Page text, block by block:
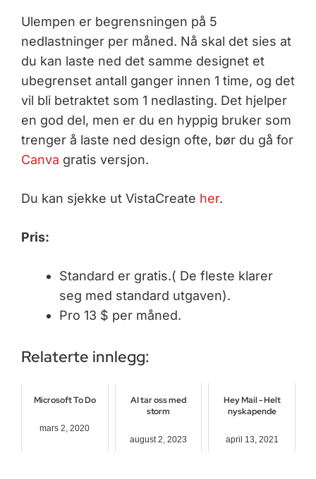
Ulempen er begrensningen på 5
nedlastninger per måned. Nå skal det sies at
du kan laste ned det samme designet et
ubegrenset antall ganger innen 1 time, og det
vil bli betraktet som 1 nedlasting. Det hjelper
en god del, men er du en hyppig bruker som
trenger å laste ned design ofte, bør du gå for
Canva gratis versjon.
Du kan sjekke ut VistaCreate her.
Pris:
Standard er gratis.( De fleste klarer
seg med standard utgaven).
Pro 13 $ per måned.
Relaterte innlegg:
Microsoft To Do
mars 2, 2020
AI tar oss med
storm
august 2, 2023
Hey Mail - Helt
nyskapende
april 13, 2021